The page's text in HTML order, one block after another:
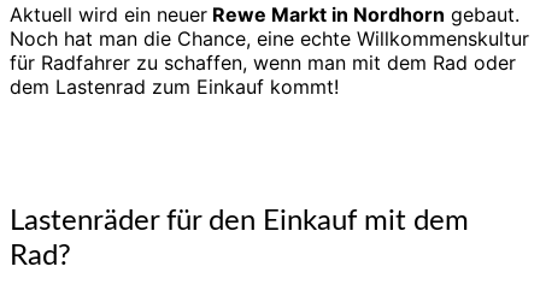
Aktuell wird ein neuer Rewe Markt in Nordhorn gebaut.
Noch hat man die Chance, eine echte Willkommenskultur
für Radfahrer zu schaffen, wenn man mit dem Rad oder
dem Lastenrad zum Einkauf kommt!
Lastenräder für den Einkauf mit dem
Rad?